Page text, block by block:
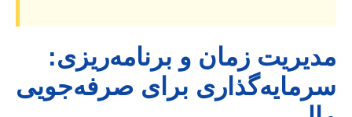
مدیریت زمان و برنامه‌ریزی:
سرمایه‌گذاری برای صرفه‌جویی